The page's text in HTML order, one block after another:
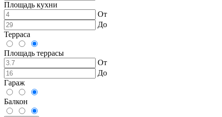
Площадь кухни
От
До
Терраса
Площадь террасы
От
До
Гараж
Балкон